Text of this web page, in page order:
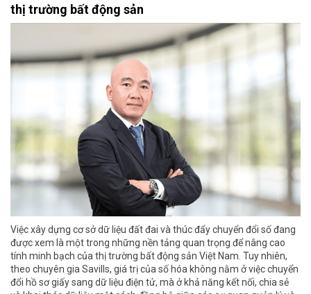
thị trường bất động sản
Việc xây dựng cơ sở dữ liệu đất đai và thúc đẩy chuyển đổi số đang
được xem là một trong những nền tảng quan trọng để nâng cao
tính minh bạch của thị trường bất động sản Việt Nam. Tuy nhiên,
theo chuyên gia Savills, giá trị của số hóa không nằm ở việc chuyển
đổi hồ sơ giấy sang dữ liệu điện tử, mà ở khả năng kết nối, chia sẻ